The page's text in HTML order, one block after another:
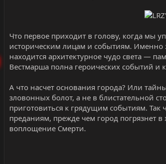
Что первое приходит в голову, когда мы
историческим лицам и событиям. Именно
находится архитектурное чудо света —
Вестмарша полна героических событий и
А что насчет основания города? Или
зловонных болот, а не в блистательной
приготовиться к грядущим событиям.
преданиям, прежде чем город погрязнет
воплощение Смерти.